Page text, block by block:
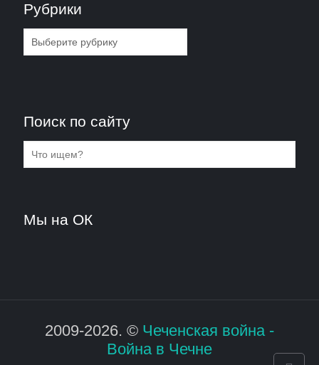
Рубрики
Рубрики
Поиск по сайту
Мы на ОК
2009-2026. © Чеченская война -
Война в Чечне